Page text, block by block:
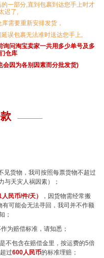
一部分,直到包裹到达您手上时才
迟了,
需要重新安排发货，
误包裹无法准时送达您手上,
询问淘宝卖家一共用多少单号及多
仓库
会因为各别因素而分批发货)
见货物，我司按照每票货物不超过
与天灾人祸因素）；
民币/件/天）
，因货物需经常搬
可能会无法寻回，我司并不作额
；
为赔偿标准，请知悉；
不包含在赔偿金里， 按运费的5倍
过600人民币的标准理赔；